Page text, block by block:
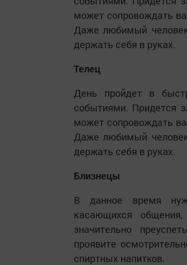
может сопровождать
Даже любимый
держать себя в руках.
Телец
День пройдет в
событиями. Придется
может сопровождать
Даже любимый
держать себя в руках.
Близнецы
В данное время
касающихся
значительно
проявите
спиртных напитков.